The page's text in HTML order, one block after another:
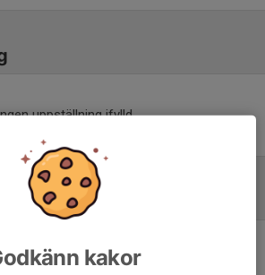
uppställning ifylld
Inget referat skrivet
kakor